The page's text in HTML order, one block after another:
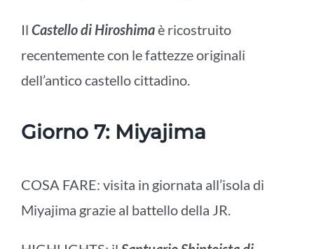
Il Castello di Hiroshimaè ricostruito
recentemente con le fattezze originali
dell’antico castello cittadino.
Giorno 7: Miyajima
COSA FARE: visita in giornata all’isola di
Miyajima grazie al battello della JR.